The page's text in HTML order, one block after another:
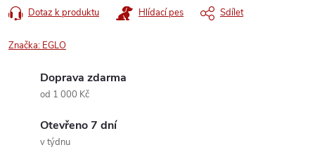
Dotaz k produktu Hlídací pes Sdílet
Značka: EGLO
Doprava zdarma
od 1 000 Kč
Otevřeno 7 dní
v týdnu